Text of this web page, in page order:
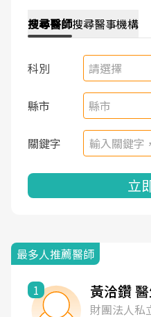
搜尋醫師搜尋醫事機構
科別 請選擇
縣市 縣市
關鍵字
立
最多人推薦醫師
1 黃洽鑽
財團法人私